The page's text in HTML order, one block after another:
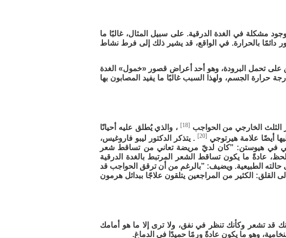
مشكلة في الغدة الدرقية. على سبيل المثال، غالبًا ما
دائمًا بالحرارة. في الواقع، قد يشير ذلك إلى فرط نشاط
على تحمل البرودة، وهو أحد أعراض قصور «خمول» الغدة
حرارة الجسم، ولهذا السبب غالبًا ما يفيد المصابون بها
الثلث الخارجي من الحواجب [18]
، والذي يُطلق عليه أحيانًا
أيضًا علامة هيرتوجي [20]
. يتذكر الدكتور ليبو فاروغيس،
في هيوستن: ”كان لديّ مريضة تعاني من تساقط شعر
عادةً ما يكون تساقط الشعر المرتبط بالغدة الدرقية
الطبيعية. ويضيف: ”بالرغم من أن ترقق الحواجب قد
القلق: الكثير من المراجعين يتلقون علاجًا ببدائل هرمون
قد تشعر وكأنك تنظر في نفق، ولا ترى إلا ما هو أمامك
وهو ما يكون عادةً ورمًا حميدًا في الدماغ.